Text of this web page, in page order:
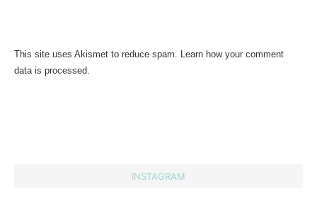
This site uses Akismet to reduce spam. Learn how your comment
data is processed.
INSTAGRAM